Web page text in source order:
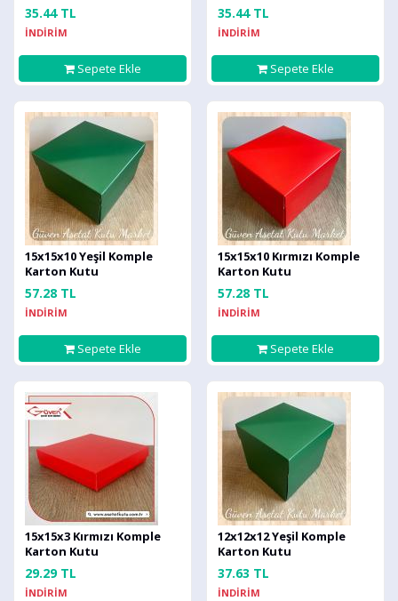
35.44 TL
İNDİRİM
Sepete Ekle
35.44 TL
İNDİRİM
Sepete Ekle
15x15x10 Yeşil Komple
Karton Kutu
57.28 TL
İNDİRİM
Sepete Ekle
15x15x10 Kırmızı Komple
Karton Kutu
57.28 TL
İNDİRİM
Sepete Ekle
15x15x3 Kırmızı Komple
Karton Kutu
29.29 TL
İNDİRİM
12x12x12 Yeşil Komple
Karton Kutu
37.63 TL
İNDİRİM